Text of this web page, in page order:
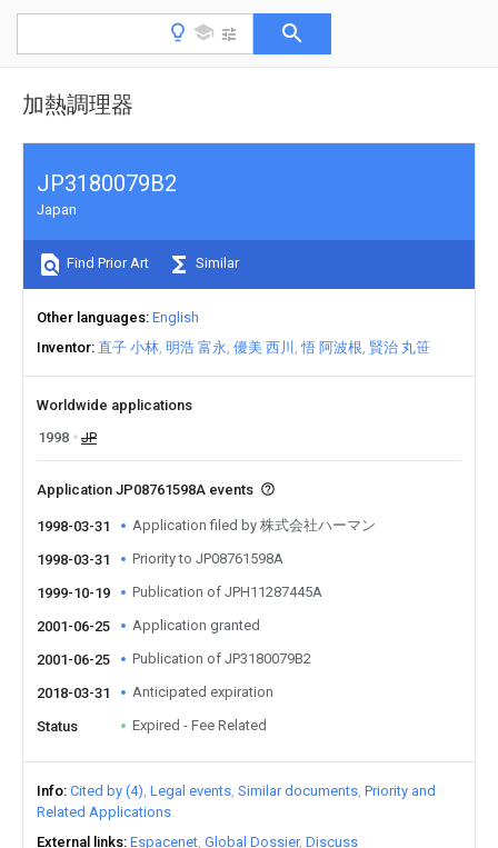
加熱調理器
JP3180079B2
Japan
Find Prior Art Similar
Other languages English
Inventor 直子 小林 明浩 富永 優美 西川 悟 阿波根 賢治 丸笹
Worldwide applications
1998
JP
Application JP08761598A events
1998-03-31 Application filed by 株式会社ハーマン
1998-03-31 Priority to JP08761598A
1999-10-19 Publication of JPH11287445A
2001-06-25 Application granted
2001-06-25 Publication of JP3180079B2
2018-03-31 Anticipated expiration
Status Expired - Fee Related
Info Cited by (4) Legal events Similar documents Priority and
Related Applications
External links Espacenet Global Dossier Discuss